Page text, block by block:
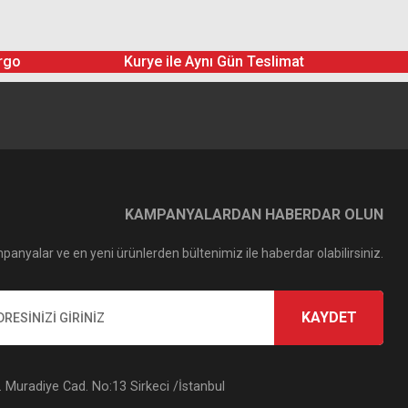
599,00 TL
Kurye ile Aynı Gün Teslimat
KAMPANYALARDAN HABERDAR OLUN
ve en yeni ürünlerden bültenimiz ile haberdar olabilirsiniz.
KAYDET
Muradiye Cad. No:13 Sirkeci /İstanbul